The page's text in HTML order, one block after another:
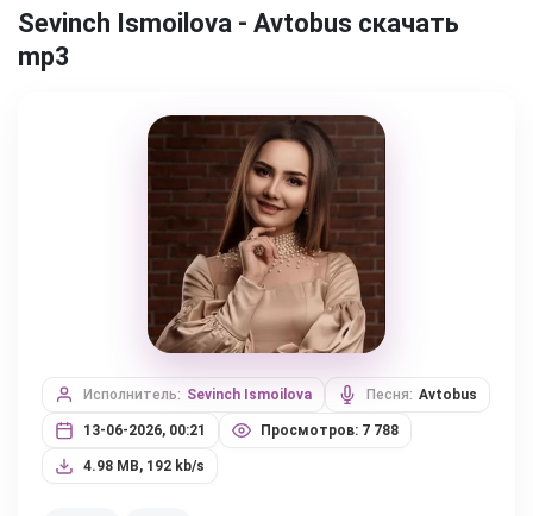
Sevinch Ismoilova - Avtobus скачать
mp3
Исполнитель: Sevinch Ismoilova Песня: Avtobus
13-06-2026, 00:21 Просмотров: 7 788
4.98 MB, 192 kb/s